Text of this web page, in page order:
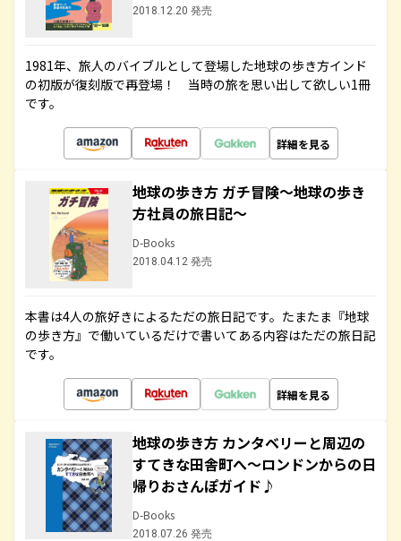
2018.12.20 発売
1981年、旅人のバイブルとして登場した地球の歩き方インド
の初版が復刻版で再登場！ 当時の旅を思い出して欲しい1冊
です。
詳細を見る
地球の歩き方 ガチ冒険～地球の歩き
方社員の旅日記～
D-Books
2018.04.12 発売
本書は4人の旅好きによるただの旅日記です。たまたま『地球
の歩き方』で働いているだけで書いてある内容はただの旅日記
です。
詳細を見る
地球の歩き方 カンタベリーと周辺の
すてきな田舎町へ～ロンドンからの日
帰りおさんぽガイド♪
D-Books
2018.07.26 発売